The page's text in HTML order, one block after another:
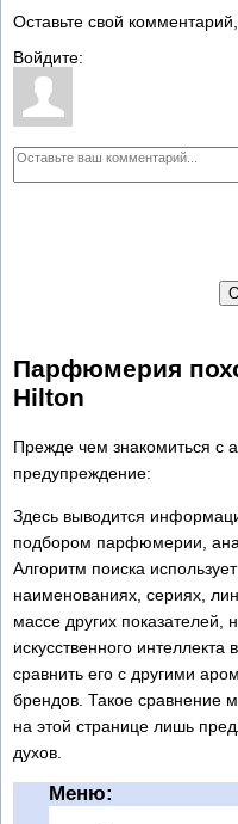
Оставьте свой
Войдите:
Парфюмерия
Hilton
Прежде чем знакомиться с
предупреждение:
Здесь выводится
подбором парфюмерии,
Алгоритм поиска
наименованиях, сериях,
массе других показателей,
искусственного
сравнить его с другими
брендов. Такое сравнение
на этой странице лишь
духов.
Меню: